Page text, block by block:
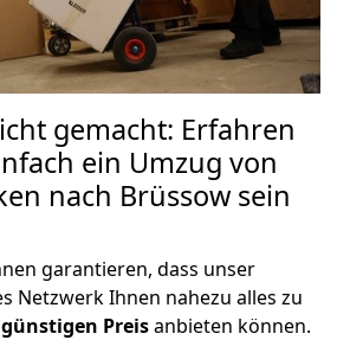
gemacht: Erfahren
ein Umzug von
nach Brüssow sein
garantieren, dass unser
Netzwerk Ihnen nahezu alles zu
Preisanbieten können.